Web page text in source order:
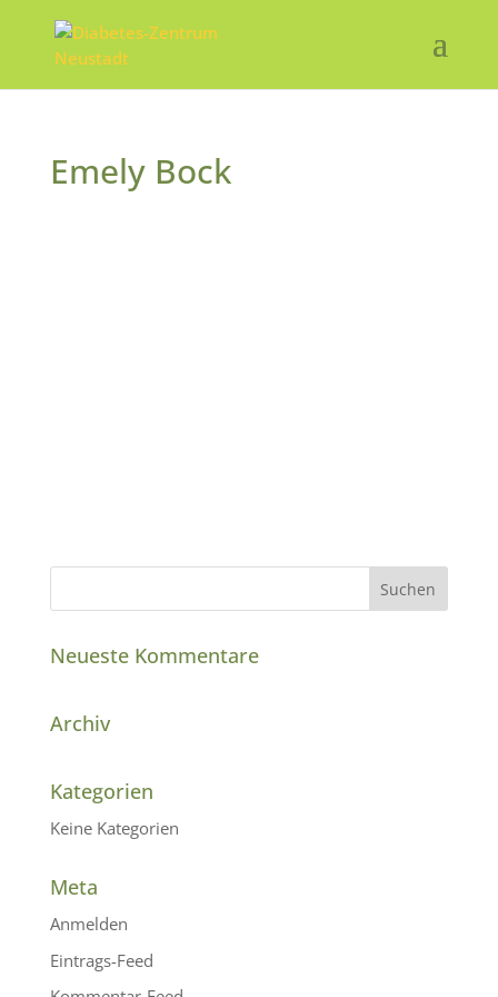
Emely Bock
Neueste Kommentare
Archiv
Kategorien
Keine Kategorien
Meta
Anmelden
Eintrags-Feed